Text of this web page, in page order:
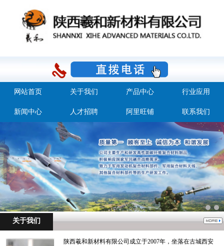
网站首页 关于我们 产品中心 行业应用
新闻中心 人才招聘 阿里旺铺 联系我们
关于我们
陕西羲和新材料有限公司成立于2007年，坐落在古城西安